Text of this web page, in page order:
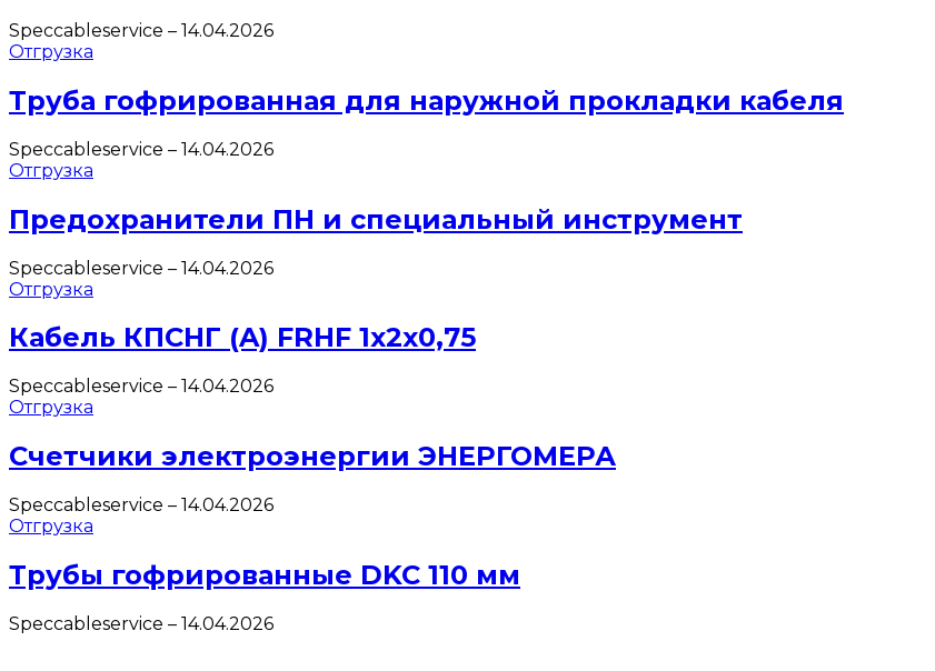
Speccableservice – 14.04.2026
Отгрузка
Труба гофрированная для наружной прокладки кабеля
Speccableservice – 14.04.2026
Отгрузка
Предохранители ПН и специальный инструмент
Speccableservice – 14.04.2026
Отгрузка
Кабель КПСНГ (A) FRHF 1х2х0,75
Speccableservice – 14.04.2026
Отгрузка
Счетчики электроэнергии ЭНЕРГОМЕРА
Speccableservice – 14.04.2026
Отгрузка
Трубы гофрированные DKC 110 мм
Speccableservice – 14.04.2026